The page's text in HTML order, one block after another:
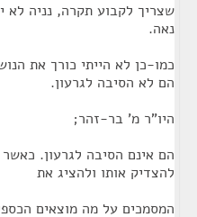
נאה.
כמו-כן לא הייתי כורך את
הם לא הסיבה לגרעון.
היו"ר מ' בר-זהר;
הם אינם הסיבה לגרעון. כאשר
להצדיק אותו ולהציג את
המסמכים על מה מוצאים